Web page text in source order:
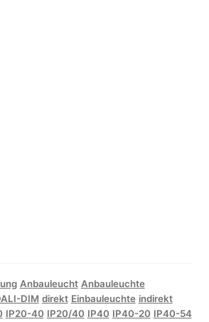
Anbauleucht Anbauleuchte
DIM direkt Einbauleuchte indirekt
IP20-40 IP20/40 IP40 IP40-20 IP40-54